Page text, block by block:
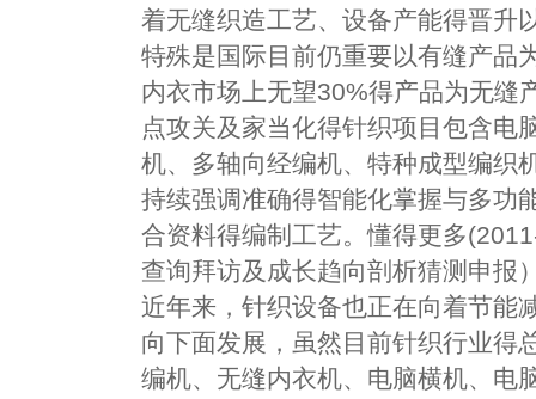
着无缝织造工艺、设备产能得晋升
特殊是国际目前仍重要以有缝产品
内衣市场上无望30%得产品为无缝
点攻关及家当化得针织项目包含电
机、多轴向经编机、特种成型编织
持续强调准确得智能化掌握与多功
合资料得编制工艺。懂得更多
查询拜访及成长趋向剖析猜测申报
近年来，针织设备也正在向着节能
向下面发展，虽然目前针织行业得
编机、无缝内衣机、电脑横机、电